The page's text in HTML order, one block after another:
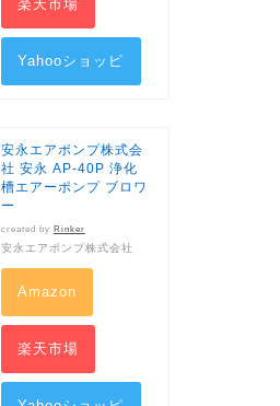
楽天市場
Yahooショッピ
安永エアポンプ株式会
社 安永 AP-40P 浄化
槽エアーポンプ ブロワ
ー
created by Rinker
安永エアポンプ株式会社
Amazon
楽天市場